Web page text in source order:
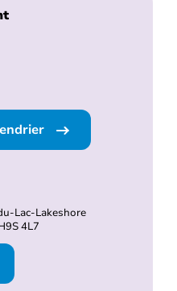
Lac-Lakeshore
4L7